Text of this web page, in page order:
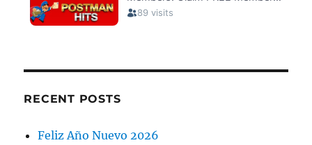
RECENT POSTS
Feliz Año Nuevo 2026